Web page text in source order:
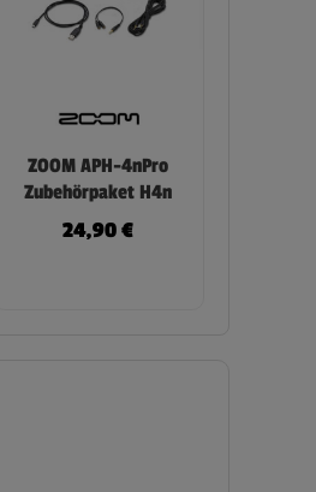
ZOOM APH-4nPro
Zubehörpaket H4n
24,90€